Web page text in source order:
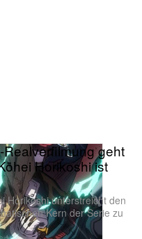
geht
Horikoshi ist
Horikoshi unterstreicht den
Kern der Serie zu